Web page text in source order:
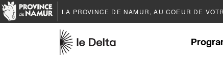
LA PROVINCE DE NAMUR, AU COEUR DE